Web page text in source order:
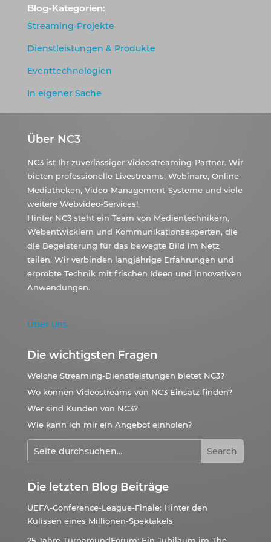
Blog-Kategorien:
Streaming-Projekte
Dienstleistungen & Produkte
Eventtechnologien
In eigener Sache
Über NC3
NC3 ist Ihr zuverlässiger Videostreaming-Partner. Wir
bieten professionelle Livestreams, Webinare, Online-
Mediatheken, Video-Management-Systeme und viele
weitere Webvideo-Services!
Hinter NC3 steht ein Team von Medientechnikern,
Webentwicklern und Kommunikationsexperten, die
die Begeisterung für das bewegte Bild im Netz
teilen. Wir verbinden langjährige Erfahrungen und
erprobte Technik mit frischen Ideen und innovativen
Anwendungen.
Über uns
Die wichtigsten Fragen
Welche Streaming-Dienstleistungen bietet NC3?
Wo können Videostreams von NC3 Einsatz finden?
Wer sind Kunden von NC3?
Wie kann ich mir ein Angebot einholen?
Die letzten Blog Beiträge
UEFA-Conference-League-Finale: Hinter den
Kulissen eines Millionen-Spektakels